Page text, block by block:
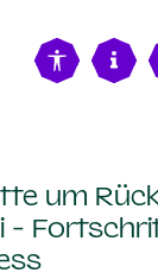
um
-
: